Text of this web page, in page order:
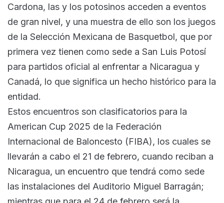
Cardona, las y los potosinos acceden a eventos
de gran nivel, y una muestra de ello son los juegos
de la Selección Mexicana de Basquetbol, que por
primera vez tienen como sede a San Luis Potosí
para partidos oficial al enfrentar a Nicaragua y
Canadá, lo que significa un hecho histórico para la
entidad.
Estos encuentros son clasificatorios para la
American Cup 2025 de la Federación
Internacional de Baloncesto (FIBA), los cuales se
llevarán a cabo el 21 de febrero, cuando reciban a
Nicaragua, un encuentro que tendrá como sede
las instalaciones del Auditorio Miguel Barragán;